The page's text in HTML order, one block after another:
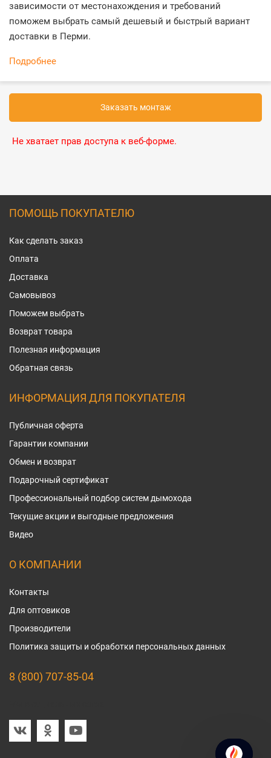
зависимости от местонахождения и требований
поможем выбрать самый дешевый и быстрый вариант
доставки в Перми.
Подробнее
Заказать монтаж
Не хватает прав доступа к веб-форме.
ПОМОЩЬ ПОКУПАТЕЛЮ
Как сделать заказ
Оплата
Доставка
Самовывоз
Поможем выбрать
Возврат товара
Полезная информация
Обратная связь
ИНФОРМАЦИЯ ДЛЯ ПОКУПАТЕЛЯ
Публичная оферта
Гарантии компании
Обмен и возврат
Подарочный сертификат
Профессиональный подбор систем дымохода
Текущие акции и выгодные предложения
Видео
О КОМПАНИИ
Контакты
Для оптовиков
Производители
Политика защиты и обработки персональных данных
8 (800) 707-85-04